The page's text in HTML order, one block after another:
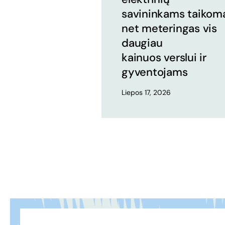
savininkams
net meteringas vis
daugiau
kainuos verslui ir
gyventojams
Liepos 17, 2026